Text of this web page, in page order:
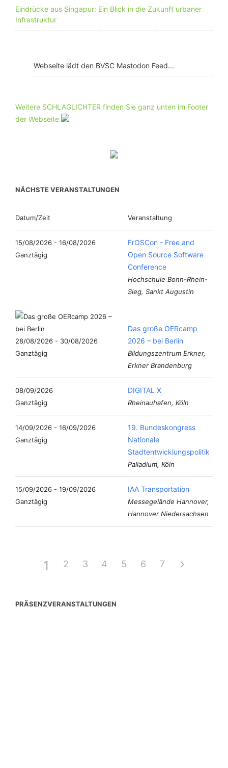
Eindrücke aus Singapur: Ein Blick in die Zukunft urbaner
Infrastruktur
Webseite lädt den BVSC Mastodon Feed...
Weitere SCHLAGLICHTER finden Sie ganz unten im Footer
der Webseite
NÄCHSTE VERANSTALTUNGEN
Datum/Zeit Veranstaltung
15/08/2026 - 16/08/2026
Ganztägig
FrOSCon - Free and
Open Source Software
Conference
Hochschule Bonn-Rhein-
Sieg, Sankt Augustin
28/08/2026 - 30/08/2026
Ganztägig
Das große OERcamp
2026 – bei Berlin
Bildungszentrum Erkner,
Erkner Brandenburg
08/09/2026
Ganztägig
DIGITAL X
Rheinauhafen, Köln
14/09/2026 - 16/09/2026
Ganztägig
19. Bundeskongress
Nationale
Stadtentwicklungspolitik
Palladium, Köln
15/09/2026 - 19/09/2026
Ganztägig
IAA Transportation
Messegelände Hannover,
Hannover Niedersachsen
1 2 3 4 5 6 7
PRÄSENZVERANSTALTUNGEN